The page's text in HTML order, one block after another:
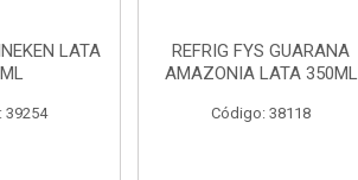
LATA
39254
REFRIG FYS GUARANA
AMAZONIA LATA 350ML
Código: 38118